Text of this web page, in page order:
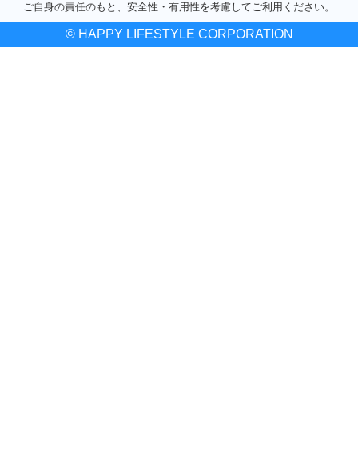
ご自身の責任のもと、安全性・有用性を考慮してご利用ください。
© HAPPY LIFESTYLE CORPORATION